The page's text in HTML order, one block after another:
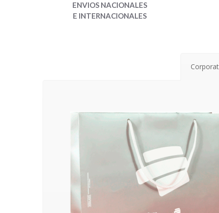
ENVIOS NACIONALES
E INTERNACIONALES